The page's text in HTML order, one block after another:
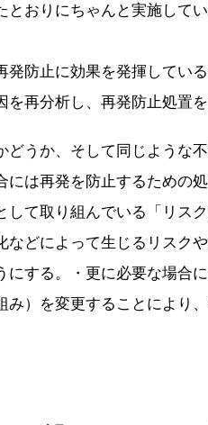
とおりにちゃんと実施して
防止に効果を発揮している
再分析し、再発防止処置
どうか、そして同じような
は再発を防止するための処
して取り組んでいる「リス
どによって生じるリスク
する。・更に必要な場合
）を変更することにより